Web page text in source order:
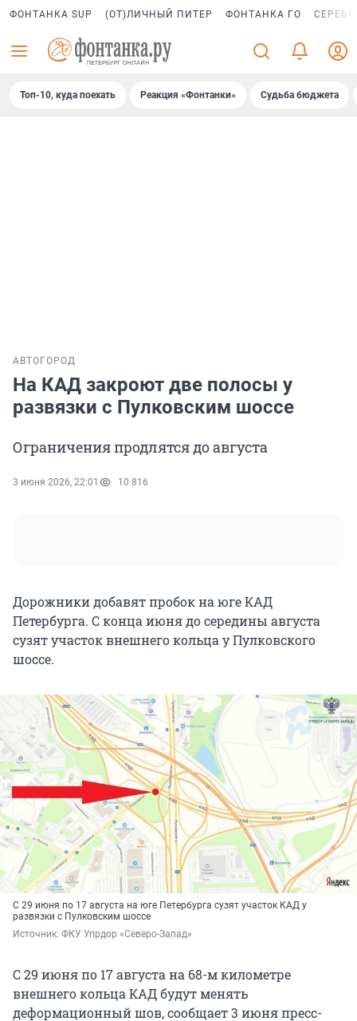
ФОНТАНКА SUP (ОТ)ЛИЧНЫЙ ПИТЕР ФОНТАНКА ГО
Топ-10, куда поехать Реакция «Фонтанки» Судьба бюджета
АВТО ГОРОД
На КАД закроют две полосы у
развязки с Пулковским шоссе
Ограничения продлятся до августа
3 июня 2026, 22:01 10 816
Дорожники добавят пробок на юге КАД
Петербурга. С конца июня до середины августа
сузят участок внешнего кольца у Пулковского
шоссе.
С 29 июня по 17 августа на юге Петербурга сузят участок КАД у
развязки с Пулковским шоссе
Источник: ФКУ Упрдор «Северо-Запад»
С 29 июня по 17 августа на 68-м километре
внешнего кольца КАД будут менять
деформационный шов, сообщает 3 июня пресс-